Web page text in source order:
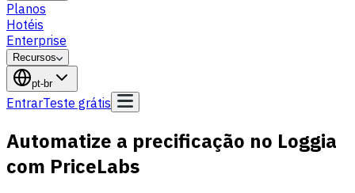
Planos
Hotéis
Enterprise
Recursos
pt-br
EntrarTeste grátis
Automatize a precificação no Loggia
com PriceLabs